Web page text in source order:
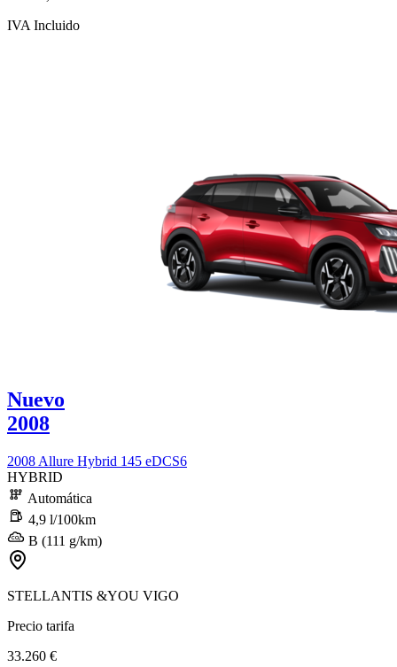
IVA Incluido
Nuevo
2008
2008 Allure Hybrid 145 eDCS6
HYBRID
Automática
4,9 l/100km
B (111 g/km)
STELLANTIS &YOU VIGO
Precio tarifa
33.260 €